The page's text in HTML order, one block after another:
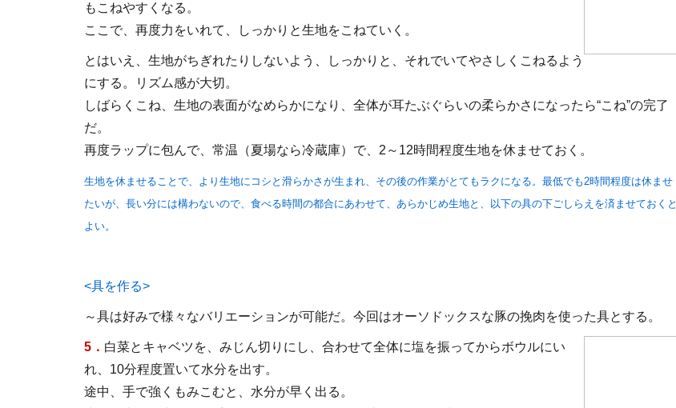
もこねやすくなる。
ここで、再度力をいれて、しっかりと生地をこねていく。
とはいえ、生地がちぎれたりしないよう、しっかりと、それでいてやさしくこねるよう
にする。リズム感が大切。
しばらくこね、生地の表面がなめらかになり、全体が耳たぶぐらいの柔らかさになったら“こね”の完了
だ。
再度ラップに包んで、常温（夏場なら冷蔵庫）で、2～12時間程度生地を休ませておく。
生地を休ませることで、より生地にコシと滑らかさが生まれ、その後の作業がとてもラクになる。最低でも2時間程度は休ませ
たいが、長い分には構わないので、食べる時間の都合にあわせて、あらかじめ生地と、以下の具の下ごしらえを済ませておくと
よい。
<具を作る>
～具は好みで様々なバリエーションが可能だ。今回はオーソドックスな豚の挽肉を使った具とする。
5． 白菜とキャベツを、みじん切りにし、合わせて全体に塩を振ってからボウルにい
れ、10分程度置いて水分を出す。
途中、手で強くもみこむと、水分が早く出る。